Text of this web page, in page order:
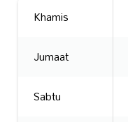
Khamis
Jumaat
Sabtu